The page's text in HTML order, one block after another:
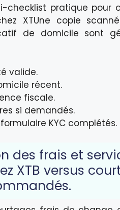
pratique pour
XTUne copie
de domicile sont
valide.
récent.
fiscale.
si demandés.
KYC complétés.
des frais et
XTB versus